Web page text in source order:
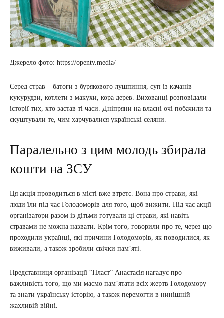
Джерело фото: https://opentv.media/
Серед страв – батоги з бурякового лушпиння, суп із качанів
кукурудзи, котлети з макухи, кора дерев. Вихованці розповідали
історії тих, хто застав ті часи. Дніпряни на власні очі побачили та
скуштували те, чим харчувалися українські селяни.
Паралельно з цим молодь збирала
кошти на ЗСУ
Ця акція проводиться в місті вже втретє. Вона про страви, які
люди їли під час Голодоморів для того, щоб вижити. Під час акції
організатори разом із дітьми готували ці страви, які навіть
стравами не можна назвати. Крім того, говорили про те, через що
проходили українці, які причини Голодоморів, як поводилися, як
виживали, а також зробили свічки пам’яті.
Представниця організації “Пласт” Анастасія нагадує про
важливість того, що ми маємо пам’ятати всіх жертв Голодомору
та знати українську історію, а також перемогти в нинішній
жахливій війні.